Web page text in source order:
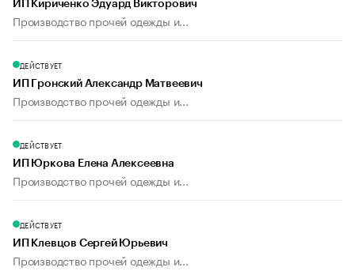
ИП Кириченко Эдуард Викторович
Производство прочей одежды и...
ДЕЙСТВУЕТ
ИП Гронский Александр Матвеевич
Производство прочей одежды и...
ДЕЙСТВУЕТ
ИП Юркова Елена Алексеевна
Производство прочей одежды и...
ДЕЙСТВУЕТ
ИП Клевцов Сергей Юрьевич
Производство прочей одежды и...